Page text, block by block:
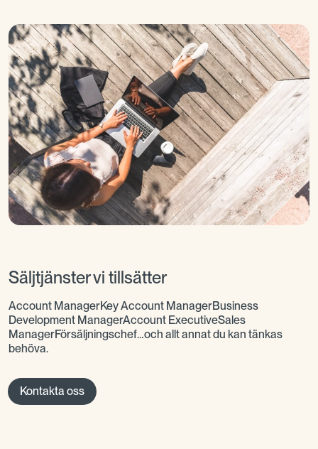
Säljtjänster vi tillsätter
Account ManagerKey Account ManagerBusiness
Development ManagerAccount ExecutiveSales
ManagerFörsäljningschef…och allt annat du kan tänkas
behöva.
Kontakta oss